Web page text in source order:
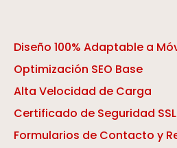
Diseño 100% Adaptable a
Optimización SEO Base
Alta Velocidad de Carga
Certificado de Seguridad SSL
Formularios de Contacto y